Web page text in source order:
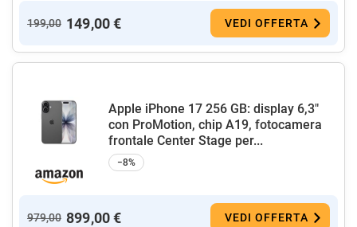
199,00 149,00 € VEDI OFFERTA
Apple iPhone 17 256 GB: display 6,3"
con ProMotion, chip A19, fotocamera
frontale Center Stage per...
−8%
979,00 899,00 € VEDI OFFERTA